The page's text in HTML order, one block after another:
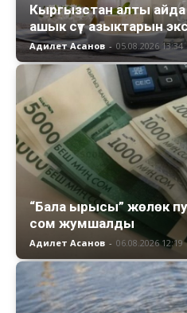
Кыргызстан алты
ашык сүт азыктарын
Адилет Асанов - 05.08.2026 13:34
“Бала ырысы” жөлөк
сом жумшалды
Адилет Асанов - 06.08.2026 12:19